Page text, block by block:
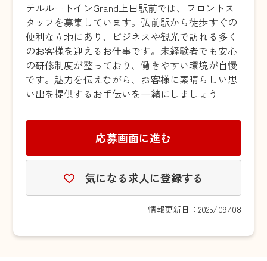
テルルートインGrand上田駅前では、フロントス
タッフを募集しています。弘前駅から徒歩すぐの
便利な立地にあり、ビジネスや観光で訪れる多く
のお客様を迎えるお仕事です。未経験者でも安心
の研修制度が整っており、働きやすい環境が自慢
です。魅力を伝えながら、お客様に素晴らしい思
い出を提供するお手伝いを一緒にしましょう
応募画面に進む
気になる求人に登録する
情報更新日：2025/09/08